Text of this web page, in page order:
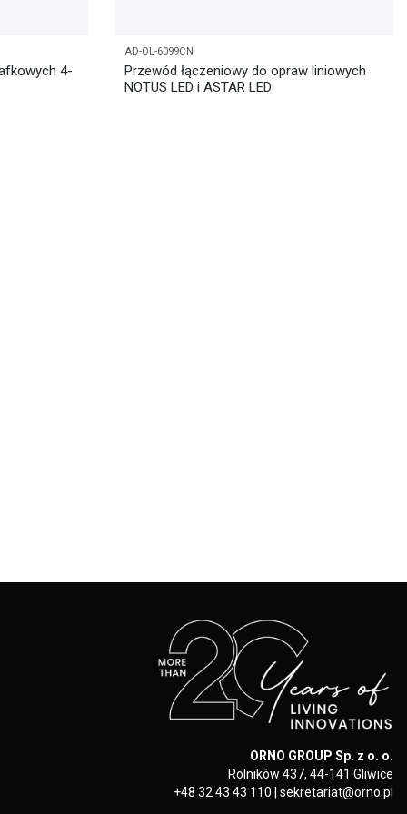
4-
AD-OL-6099CN
Przewód łączeniowy do opraw liniowych
NOTUS LED i ASTAR LED
ORNO GROUP Sp. z o. o.
Rolników 437, 44-141 Gliwice
+48 32 43 43 110 | sekretariat@orno.pl